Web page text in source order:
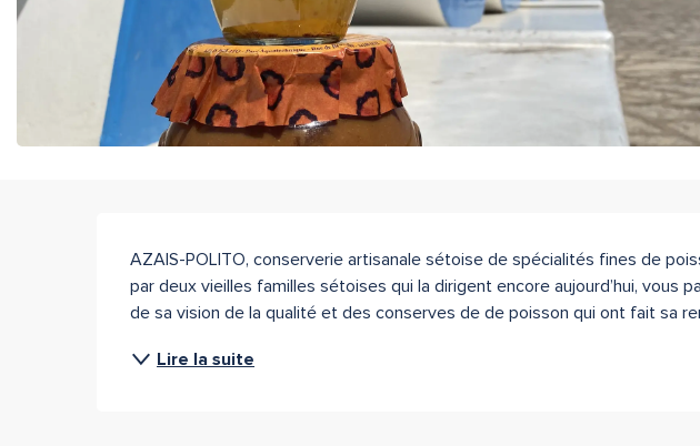
Description
AZAIS-POLITO, conserverie artisanale sétoise de spécialités fines de
par deux vieilles familles sétoises qui la dirigent encore aujourd’hui, vous
de sa vision de la qualité et des conserves de de poisson qui ont fait sa
Lire la suite